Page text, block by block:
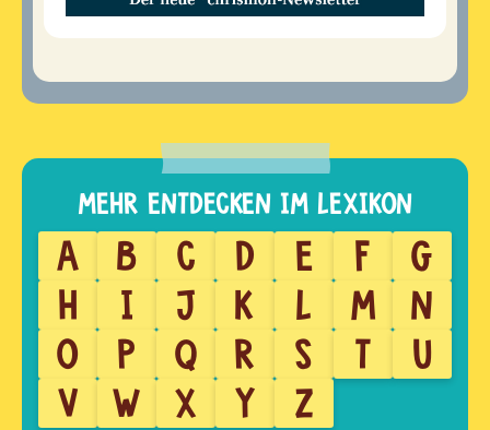
A B C D E F
G
H
I J K L M
N
O
P Q R S T
U
V
W X Y Z